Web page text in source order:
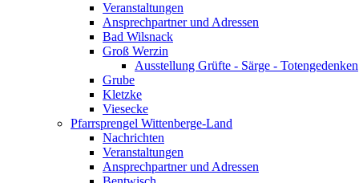
Veranstaltungen
Ansprechpartner und Adressen
Bad Wilsnack
Groß Werzin
Ausstellung Grüfte - Särge - Totengedenken
Grube
Kletzke
Viesecke
Pfarrsprengel Wittenberge-Land
Nachrichten
Veranstaltungen
Ansprechpartner und Adressen